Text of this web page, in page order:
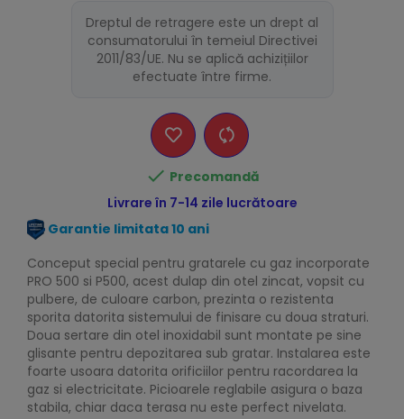
Dreptul de retragere este un drept al
consumatorului în temeiul Directivei
2011/83/UE. Nu se aplică achizițiilor
efectuate între firme.
 Precomandă
Livrare în 7-14 zile lucrătoare
Garantie limitata 10 ani
Conceput special pentru gratarele cu gaz incorporate
PRO 500 si P500, acest dulap din otel zincat, vopsit cu
pulbere, de culoare carbon, prezinta o rezistenta
sporita datorita sistemului de finisare cu doua straturi.
Doua sertare din otel inoxidabil sunt montate pe sine
glisante pentru depozitarea sub gratar. Instalarea este
foarte usoara datorita orificiilor pentru racordarea la
gaz si electricitate. Picioarele reglabile asigura o baza
stabila, chiar daca terasa nu este perfect nivelata.